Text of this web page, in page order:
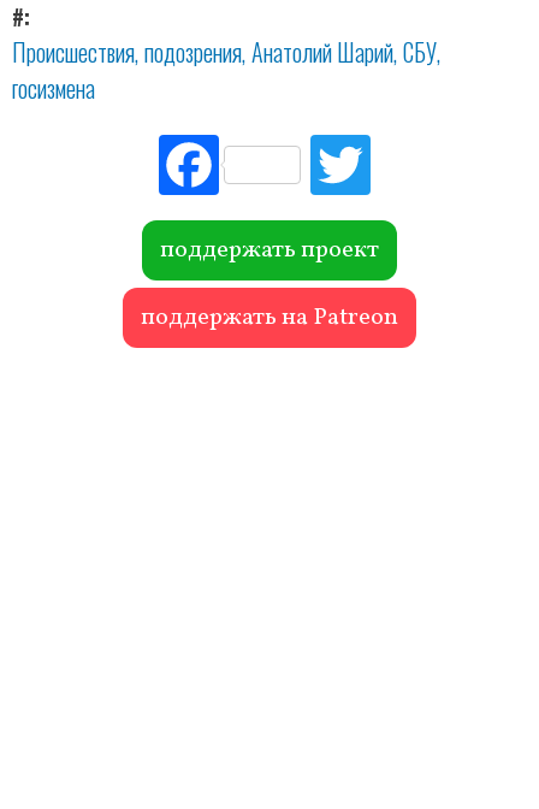
#
Происшествия подозрения Анатолий Шарий СБУ
госизмена
Fac
ebo
ok r
поддержать проект
поддержать на Patreon